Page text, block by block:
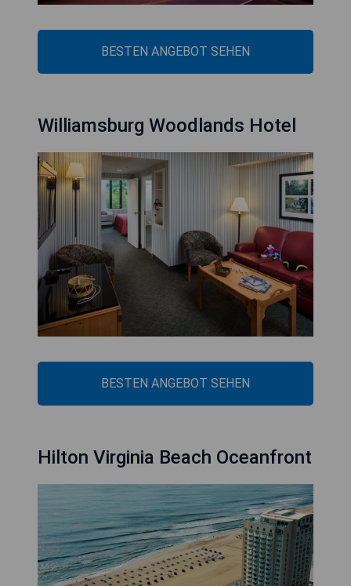
BESTEN ANGEBOT SEHEN
Williamsburg Woodlands Hotel
BESTEN ANGEBOT SEHEN
Hilton Virginia Beach Oceanfront